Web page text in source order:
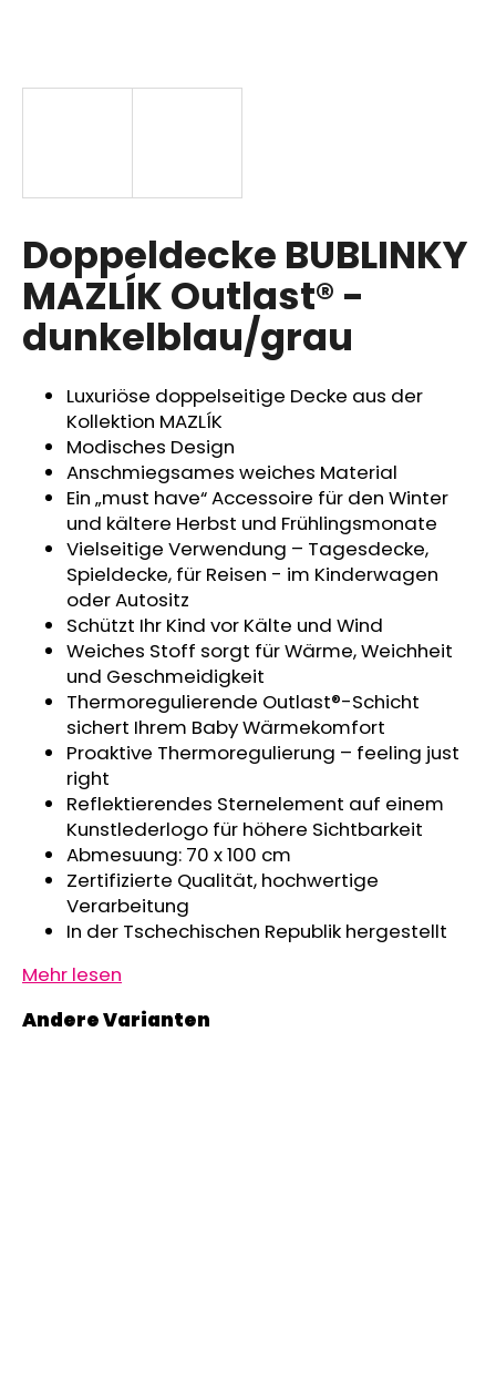
Doppeldecke BUBLINKY
MAZLÍK Outlast® -
dunkelblau/grau
Luxuriöse doppelseitige Decke aus der
Kollektion MAZLÍK
Modisches Design
Anschmiegsames weiches Material
Ein „must have“ Accessoire für den Winter
und kältere Herbst und Frühlingsmonate
Vielseitige Verwendung – Tagesdecke,
Spieldecke, für Reisen - im Kinderwagen
oder Autositz
Schützt Ihr Kind vor Kälte und Wind
Weiches Stoff sorgt für Wärme, Weichheit
und Geschmeidigkeit
Thermoregulierende Outlast®-Schicht
sichert Ihrem Baby Wärmekomfort
Proaktive Thermoregulierung – feeling just
right
Reflektierendes Sternelement auf einem
Kunstlederlogo für höhere Sichtbarkeit
Abmesuung: 70 x 100 cm
Zertifizierte Qualität, hochwertige
Verarbeitung
In der Tschechischen Republik hergestellt
Mehr lesen
SUCHEN
i
e
m
p
f
e
KINDERSITZUNTERLAGE
OUTLAST®
GRAU
MELIERT
€24,90